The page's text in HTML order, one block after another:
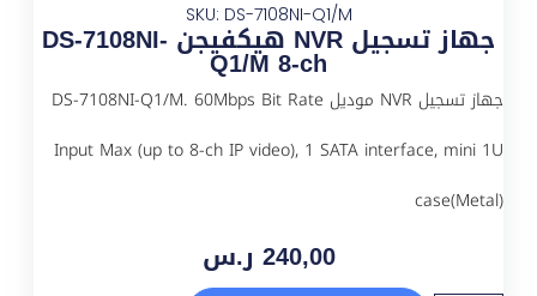
SKU: DS-7108NI-Q1/M
جهاز تسجيل NVR هيكفيجن DS-7108NI-
Q1/M 8-ch
جهاز تسجيل NVR موديل DS-7108NI-Q1/M. 60Mbps Bit Rate
Input Max (up to 8-ch IP video), 1 SATA interface, mini 1U
case(Metal)
240,00 ر.س